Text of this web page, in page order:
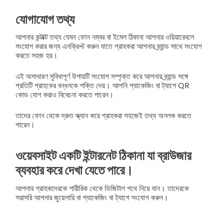
যোগাযোগ তথ্য
আপনার কন্টাক্ট তথ্য যেমন ফোন নম্বর বা ইমেল ঠিকানা আপনার ওয়িয়ারেবলে
সংযোগ করার জন্য এনক্রিপ্ট করুন যাতে গ্রাহকরা আপনার ব্র্যান্ড সাথে সংযোগ
করতে সহজ হয়।
এই অসাধারণ সুবিধাপূর্ণ উপায়টি সংযোগ সম্পৃক্ত করে আপনার ব্র্যান্ড সঙ্গে
প্রতিটি গ্রাহকের বন্ধনকে শক্তি দেয়। আপনি প্যাকেজিং বা ট্যাগে QR
কোড যোগ করাও বিবেচনা করতে পারেন।
তাদের ফোন থেকে দ্রুত স্ক্যান করে গ্রাহকরা সহজেই তথ্য অনলক করতে
পারেন।
ওয়েবসাইট একটি ইন্টারনেট ঠিকানা যা ব্রাউজার
ব্যবহার করে দেখা যেতে পারে।
আপনার গ্রাহকদেরকে শারীরিক থেকে ডিজিটাল পথে নিয়ে যান। তাদেরকে
সরাসরি আপনার জুয়েলারি বা প্যাকেজিং বা ট্যাগে সংযোগ করুন।